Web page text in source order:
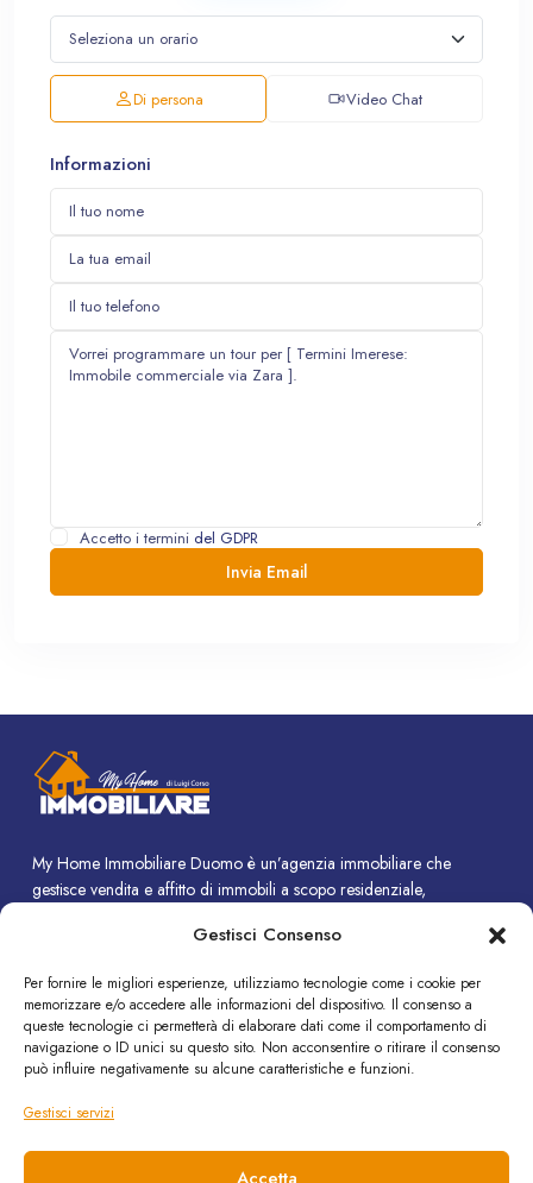
Gestisci Consenso
Per fornire le migliori esperienze, utilizziamo tecnologie come i cookie per
memorizzare e/o accedere alle informazioni del dispositivo. Il consenso a
queste tecnologie ci permetterà di elaborare dati come il comportamento di
navigazione o ID unici su questo sito. Non acconsentire o ritirare il consenso
può influire negativamente su alcune caratteristiche e funzioni.
Gestisci servizi
Accetta
Di persona Video Chat
Informazioni
Accetto i termini del GDPR
My Home Immobiliare Duomo è un’agenzia immobiliare che
gestisce vendita e affitto di immobili a scopo residenziale,
CONTATTI
Piazza Duomo, 14 - Termini Imerese (PA)
+39 091 8190308
info@immobiliare-duomo.it